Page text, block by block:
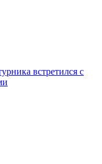
встретился с